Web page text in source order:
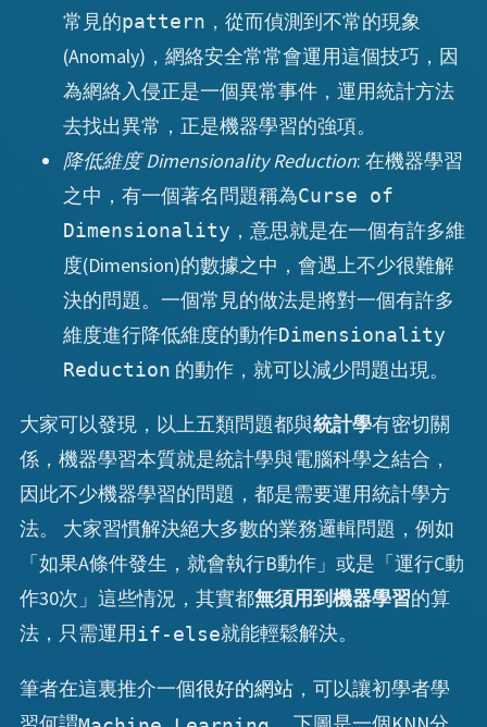
常見的pattern ，從而偵測到不常的現象
(Anomaly)，網絡安全常常會運用這個技巧，因
為網絡入侵正是一個異常事件，運用統計方法
去找出異常，正是機器學習的強項。
降低維度 Dimensionality Reduction: 在機器學習
之中，有一個著名問題稱為Curse of
Dimensionality ，意思就是在一個有許多維
度(Dimension)的數據之中，會遇上不少很難解
決的問題。一個常見的做法是將對一個有許多
維度進行降低維度的動作Dimensionality
Reduction 的動作，就可以減少問題出現。
大家可以發現，以上五類問題都與統計學有密切關
係，機器學習本質就是統計學與電腦科學之結合，
因此不少機器學習的問題，都是需要運用統計學方
法。 大家習慣解決絕大多數的業務邏輯問題，例如
「如果A條件發生，就會執行B動作」或是「運行C動
作30次」這些情況，其實都無須用到機器學習的算
法，只需運用if-else就能輕鬆解決。
筆者在這裏推介一個很好的網站 ，可以讓初學者學